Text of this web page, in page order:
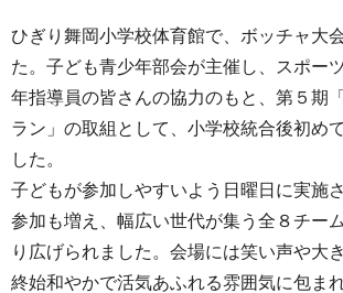
ひぎり舞岡小学校体育館で、ボッチャ大
た。子ども青少年部会が主催し、スポー
年指導員の皆さんの協力のもと、第５期
ラン」の取組として、小学校統合後初め
した。
子どもが参加しやすいよう日曜日に実施
参加も増え、幅広い世代が集う全８チー
り広げられました。会場には笑い声や大
終始和やかで活気あふれる雰囲気に包ま